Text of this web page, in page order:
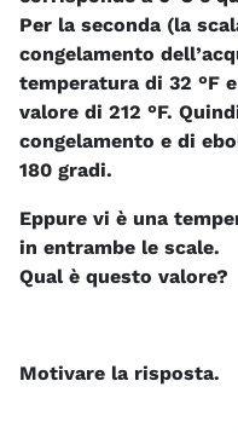
Per la seconda (la
congelamento
temperatura di 32 °F
valore di 212 °F.
congelamento e di
180 gradi.
Eppure vi è una
in entrambe le scale.
Qual è questo valore?
Motivare la risposta.